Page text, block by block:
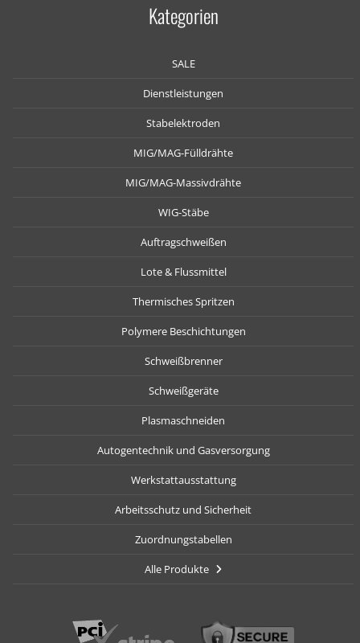
Kategorien
SALE
Dienstleistungen
Stabelektroden
MIG/MAG-Fülldrähte
MIG/MAG-Massivdrähte
WIG-Stäbe
Auftragschweißen
Lote & Flussmittel
Thermisches Spritzen
Polymere Beschichtungen
Schweißbrenner
Schweißgeräte
Plasmaschneiden
Autogentechnik und Gasversorgung
Werkstattausstattung
Arbeitsschutz und Sicherheit
Zuordnungstabellen
Alle Produkte